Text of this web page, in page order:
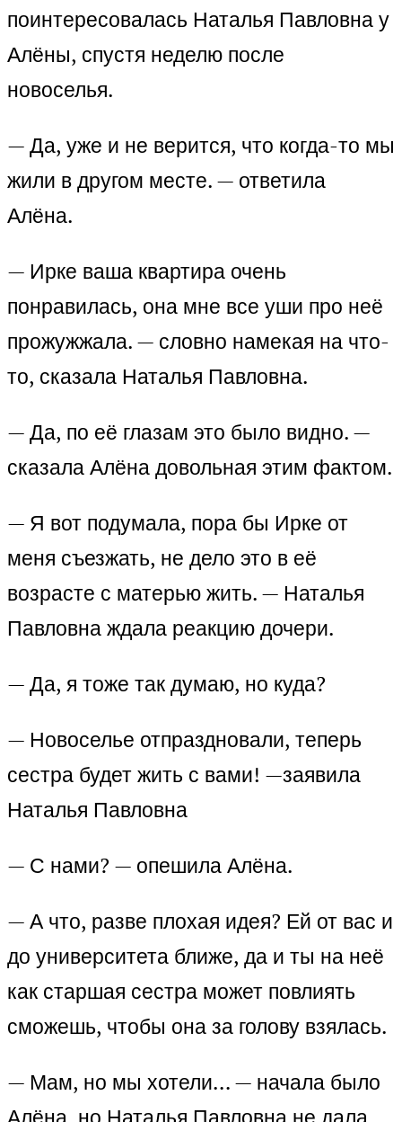
поинтересовалась Наталья Павловна у
Алёны, спустя неделю после
новоселья.
— Да, уже и не верится, что когда-то мы
жили в другом месте. — ответила
Алёна.
— Ирке ваша квартира очень
понравилась, она мне все уши про неё
прожужжала. — словно намекая на что-
то, сказала Наталья Павловна.
— Да, по её глазам это было видно. —
сказала Алёна довольная этим фактом.
— Я вот подумала, пора бы Ирке от
меня съезжать, не дело это в её
возрасте с матерью жить. — Наталья
Павловна ждала реакцию дочери.
— Да, я тоже так думаю, но куда?
— Новоселье отпраздновали, теперь
сестра будет жить с вами! —заявила
Наталья Павловна
— С нами? — опешила Алёна.
— А что, разве плохая идея? Ей от вас и
до университета ближе, да и ты на неё
как старшая сестра может повлиять
сможешь, чтобы она за голову взялась.
— Мам, но мы хотели… — начала было